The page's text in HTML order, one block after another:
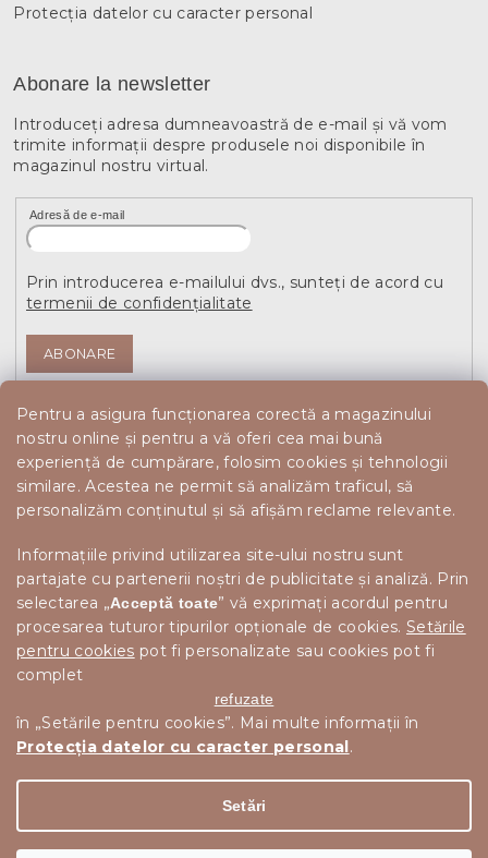
Pentru a asigura funcționarea corectă a magazinului
nostru online și pentru a vă oferi cea mai bună
experiență de cumpărare, folosim cookies și tehnologii
similare. Acestea ne permit să analizăm traficul, să
personalizăm conținutul și să afișăm reclame relevante.
Informațiile privind utilizarea site-ului nostru sunt
partajate cu partenerii noștri de publicitate și analiză. Prin
selectarea „Acceptă toate” vă exprimați acordul pentru
procesarea tuturor tipurilor opționale de cookies. Setările
pentru cookies pot fi personalizate sau cookies pot fi
complet
refuzate
în „Setările pentru cookies”. Mai multe informații în
Protecția datelor cu caracter personal.
Setări
Protecția datelor cu caracter personal
Abonare la newsletter
Introduceţi adresa dumneavoastră de e-mail şi vă vom
trimite informaţii despre produsele noi disponibile în
magazinul nostru virtual.
Adresă de e-mail
Prin introducerea e-mailului dvs., sunteți de acord cu
termenii de confidențialitate
ABONARE
Creat de Shoptet Premium